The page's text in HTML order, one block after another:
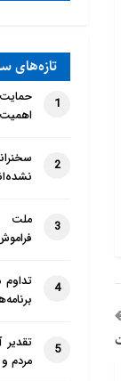
تازه‌‌های
1
2
3
ملت
4
5
مردم